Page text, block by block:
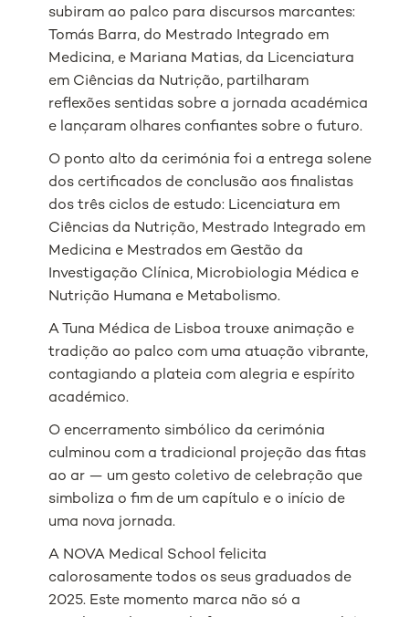
subiram ao palco para discursos marcantes:
Tomás Barra, do Mestrado Integrado em
Medicina, e Mariana Matias, da Licenciatura
em Ciências da Nutrição, partilharam
reflexões sentidas sobre a jornada académica
e lançaram olhares confiantes sobre o futuro.
O ponto alto da cerimónia foi a entrega solene
dos certificados de conclusão aos finalistas
dos três ciclos de estudo: Licenciatura em
Ciências da Nutrição, Mestrado Integrado em
Medicina e Mestrados em Gestão da
Investigação Clínica, Microbiologia Médica e
Nutrição Humana e Metabolismo.
A Tuna Médica de Lisboa trouxe animação e
tradição ao palco com uma atuação vibrante,
contagiando a plateia com alegria e espírito
académico.
O encerramento simbólico da cerimónia
culminou com a tradicional projeção das fitas
ao ar — um gesto coletivo de celebração que
simboliza o fim de um capítulo e o início de
uma nova jornada.
A NOVA Medical School felicita
calorosamente todos os seus graduados de
2025. Este momento marca não só a